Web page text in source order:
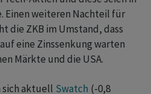
Einen weiteren Nachteil für
die ZKB im Umstand, dass
eine Zinssenkung warten
Märkte und die USA.
sich aktuell Swatch (-0,8